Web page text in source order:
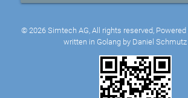
© 2026 Simtech AG, All rights reserved, Powered
written in Golang by Daniel Schmutz